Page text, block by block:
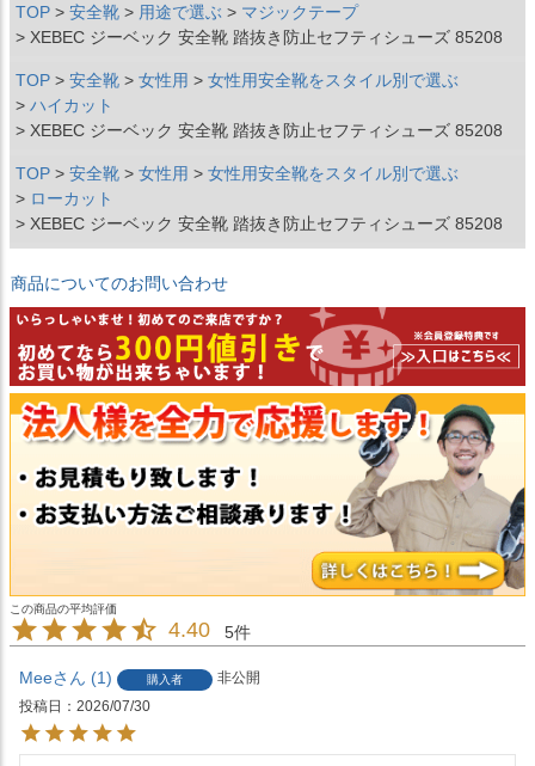
TOP 安全靴 用途で選ぶ
マジックテープ
XEBEC ジーベック 安全靴 踏抜き防止セフティシューズ 85208
TOP 安全靴 女性用
女性用安全靴をスタイル別で選ぶ
ハイカット
XEBEC ジーベック 安全靴 踏抜き防止セフティシューズ 85208
TOP 安全靴 女性用
女性用安全靴をスタイル別で選ぶ
ローカット
XEBEC ジーベック 安全靴 踏抜き防止セフティシューズ 85208
商品についてのお問い合わせ
4.40 5
Mee 1 購入者
非公開
投稿日
2026/07/30